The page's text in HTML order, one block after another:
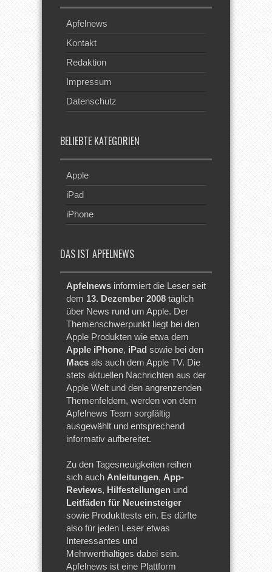
Apfelnews
Kontakt
Redaktion
Impressum
Datenschutz
BELIEBTE KATEGORIEN
Apple
iPad
iPhone
DAS IST APFELNEWS
Apfelnews informiert die Leser seit
dem 13. Dezember 2008 täglich
über News rund um Apple. Der
Themenschwerpunkt liegt bei den
Apple Produkten wie etwa dem
Apple iPhone, iPad sowie bei den
Macs als auch dem Apple TV. Die
stets aktuellen Nachrichten aus der
Apple Welt und den angrenzenden
Themenfeldern, werden von dem
Apfelnews Team sorgfältig
ausgewählt und entsprechend
informativ aufbereitet.
Zu den Tagesneuigkeiten reihen
sich auch Anleitungen, App-
Reviews, Hilfestellungen und
Leitfäden für Neueinsteiger
sowie Produkttests ein. Es dürfte
also für jeden Leser etwas
Interessantes und
Mehrwerthaltiges dabei sein.
Apfelnews ist eine Plattform